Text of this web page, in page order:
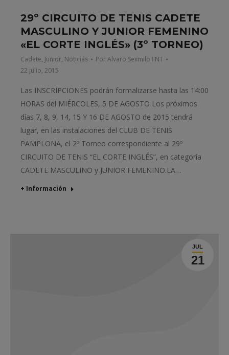
29º CIRCUITO DE TENIS CADETE
MASCULINO Y JUNIOR FEMENINO
«EL CORTE INGLÉS» (3º TORNEO)
Cadete, Junior, Noticias PorAlvaro Sexmilo FNT
22 julio, 2015
Las INSCRIPCIONES podrán formalizarse hasta las 14:00
HORAS del MIÉRCOLES, 5 DE AGOSTO Los próximos
días 7, 8, 9, 14, 15 Y 16 DE AGOSTO de 2015 tendrá
lugar, en las instalaciones del CLUB DE TENIS
PAMPLONA, el 2º Torneo correspondiente al 29º
CIRCUITO DE TENIS “EL CORTE INGLÉS”, en categoría
CADETE MASCULINO y JUNIOR FEMENINO.LA…
+ Información
JUL
21